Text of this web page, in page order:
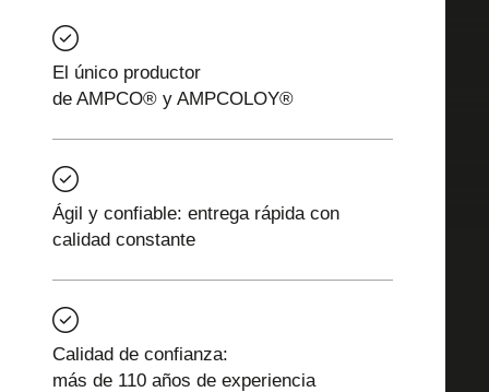
El único productor
de AMPCO® y AMPCOLOY®
Ágil y confiable: entrega rápida con
calidad constante
Calidad de confianza:
más de 110 años de experiencia